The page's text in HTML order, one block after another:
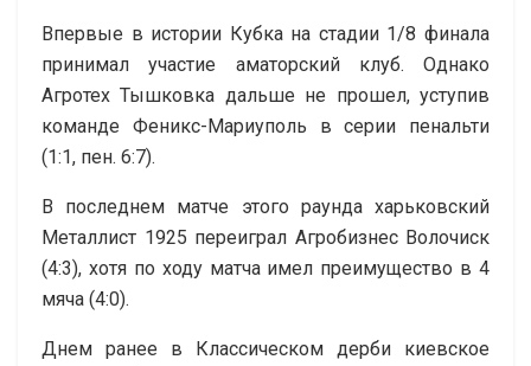
Впервые в истории Кубка на стадии 1/8 финала
принимал участие аматорский клуб. Однако
Агротех Тышковка дальше не прошел, уступив
команде Феникс-Мариуполь в серии пенальти
(1:1, пен. 6:7).
В последнем матче этого раунда харьковский
Металлист 1925 переиграл Агробизнес Волочиск
(4:3), хотя по ходу матча имел преимущество в 4
мяча (4:0).
Днем ранее в Классическом дерби киевское